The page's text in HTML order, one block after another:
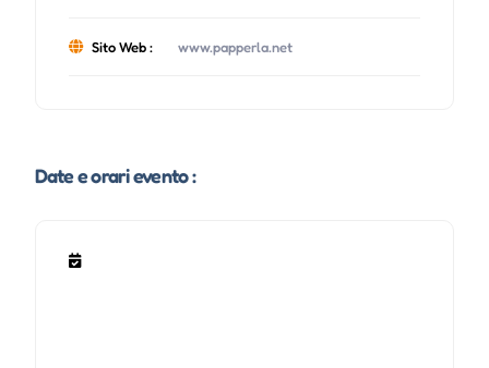
Sito Web : www.papperla.net
Date e orari evento :